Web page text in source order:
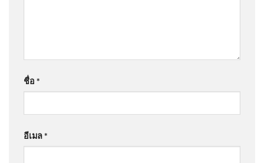
มี3ศ่าลไปให้สุด
ชดใช้ “ต้อม รชนีกร” 7.7 ล้าน อัพเดทข่าว
ชื่อ *
อีเมล*